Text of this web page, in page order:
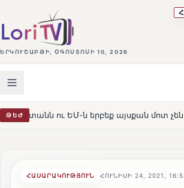
ԵՐԿՈՒՇԱԲԹԻ, ՕԳՈՍՏՈՍԻ 10, 2026
ԹԵԺ
ն երբեք այսքան մոտ չեն եղել» HOT
ՀԱՍԱՐԱԿՈՒԹՅՈՒՆ ՀՈՒՆԻՍԻ 24, 2021,